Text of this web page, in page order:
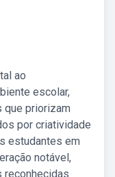
ao
escolar,
que priorizam
por criatividade
estudantes em
notável,
reconhecidas